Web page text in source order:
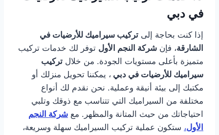
في دبي
إذا كنت بحاجة إلى تركيب سيراميك للأرضيات في
الشارقة، فإن شركة النجم الأول توفر لك خدمات تركيب
متميزة بأعلى مستويات الجودة. من خلال تركيب
سيراميك للأرضيات في دبي ، يمكننا تحويل منزلك أو
مكتبك إلى بيئة أنيقة وعملية. نحن نقدم لك أنواع
مختلفة من السيراميك التي تتناسب مع ذوقك وتلبي
احتياجاتك من حيث المتانة والمظهر. مع شركة النجم
الأول، ستكون عملية تركيب السيراميك سهلة وسريعة،